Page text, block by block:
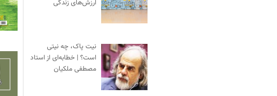
ارزش‌های زندگی
نیت پاک، چه نیتی
است؟ | خطابه‌ای از استاد
مصطفی ملکیان